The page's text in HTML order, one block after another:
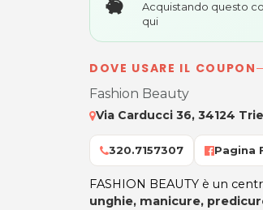
Acquistando questo
qui
DOVE USARE IL COUPON
Fashion Beauty
Via Carducci 36, 34124
320.7157307 Pagina
FASHION BEAUTY è un
unghie, manicure,